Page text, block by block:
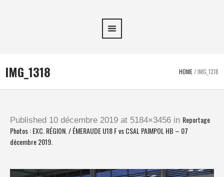
IMG_1318 HOME/IMG_1318
Published 10 décembre 2019 at 5184×3456 in Reportage
Photos : EXC. RÉGION. / ÉMERAUDE U18 F vs CSAL PAIMPOL HB – 07
décembre 2019.